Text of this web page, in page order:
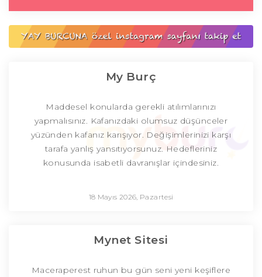
My Burç
Maddesel konularda gerekli atılımlarınızı
yapmalısınız. Kafanızdaki olumsuz düşünceler
yüzünden kafanız karışıyor. Değişimlerinizi karşı
tarafa yanlış yansıtıyorsunuz. Hedefleriniz
konusunda isabetli davranışlar içindesiniz.
18 Mayıs 2026, Pazartesi
Mynet Sitesi
Maceraperest ruhun bu gün seni yeni keşiflere